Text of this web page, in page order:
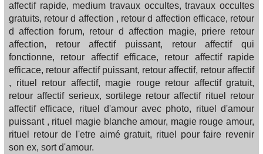
affectif rapide, medium travaux occultes, travaux occultes
gratuits, retour d affection , retour d affection efficace, retour
d affection forum, retour d affection magie, priere retour
affection, retour affectif puissant, retour affectif qui
fonctionne, retour affectif efficace, retour affectif rapide
efficace, retour affectif puissant, retour affectif, retour affectif
, rituel retour affectif, magie rouge retour affectif gratuit,
retour affectif serieux, sortilege retour affectif rituel retour
affectif efficace, rituel d'amour avec photo, rituel d'amour
puissant , rituel magie blanche amour, magie rouge amour,
rituel retour de l'etre aimé gratuit, rituel pour faire revenir
son ex, sort d'amour.